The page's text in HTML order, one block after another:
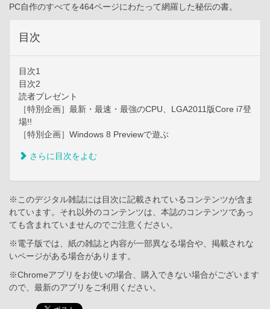
PC自作のすべてを464ページにわたって網羅した秘伝の書。
目次
目次1
目次2
読者プレゼント
［特別企画］最新・最速・最強のCPU、LGA2011版Core i7登
場!!
［特別企画］Windows 8 Previewで遊ぶ
さらに目次をよむ
※このデジタル雑誌には目次に記載されているコンテンツが含ま
れています。それ以外のコンテンツは、本誌のコンテンツであっ
ても含まれていませんのでご注意ください。
※電子版では、紙の雑誌と内容が一部異なる場合や、掲載されな
いページがある場合があります。
※Chromeアプリをお使いの場合、購入できない場合がございます
ので、最新のアプリをご利用ください。